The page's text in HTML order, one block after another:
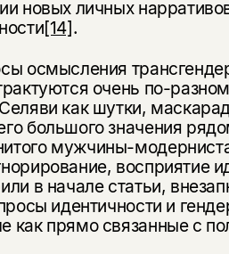
новых личных
[14].
осмысления
очень по-
как шутки,
большого значения
мужчины-
восприятие
в начале статьи,
идентичности и
как прямо связанные с